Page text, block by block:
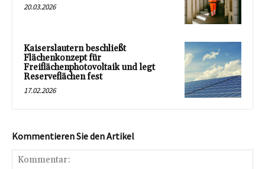
20.03.2026
Kaiserslautern beschließt
Flächenkonzept für
Freiflächenphotovoltaik und legt
Reserveflächen fest
17.02.2026
Kommentieren Sie den Artikel